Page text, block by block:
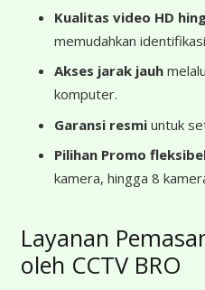
Kualitas video HD
memudahkan
Akses jarak jauh
komputer.
Garansi resmi untuk
Pilihan Promo
kamera, hingga 8
Layanan
oleh CCTV BRO